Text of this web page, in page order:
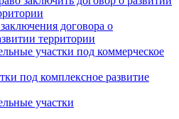
договора о
территории
участки под коммерческое
под комплексное развитие
участки